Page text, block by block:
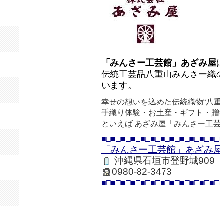
「みんさー工芸館」あざみ屋
伝統工芸品八重山みんさー
います。
幸せの想いを込めた伝統織物“八
手織り体験・お土産・ギフト・
といえば あざみ屋「みんさー工
「みんさー工芸館」あざみ
沖縄県石垣市登野城909
0980-82-3473